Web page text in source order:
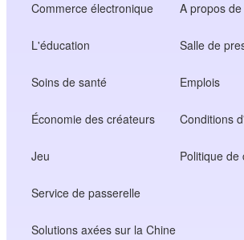
Commerce électronique
L'éducation
Soins de santé
Économie des créateurs
Jeu
Service de passerelle
Solutions axées sur la Chine
A propos
Salle de
Emplois
Conditions
Politique de